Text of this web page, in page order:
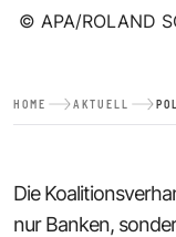
© APA/ROLAND
HOME AKTUELL
Die
nur Banken,